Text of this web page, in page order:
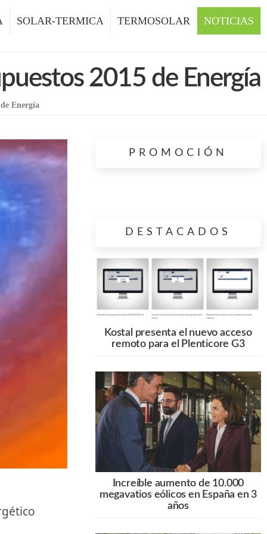
SOLAR-TERMICA TERMOSOLAR NOTICIAS
2015 de Energía
Energía
PROMOCIÓN
DESTACADOS
Kostal presenta el nuevo acceso
remoto para el Plenticore G3
Increíble aumento de 10.000
megavatios eólicos en España en 3
años